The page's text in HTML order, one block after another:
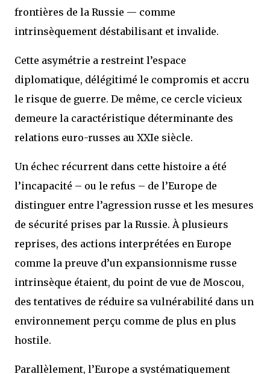
frontières de la Russie — comme
intrinsèquement déstabilisant et invalide.
Cette asymétrie a restreint l’espace
diplomatique, délégitimé le compromis et accru
le risque de guerre. De même, ce cercle vicieux
demeure la caractéristique déterminante des
relations euro-russes au XXIe siècle.
Un échec récurrent dans cette histoire a été
l’incapacité – ou le refus – de l’Europe de
distinguer entre l’agression russe et les mesures
de sécurité prises par la Russie. À plusieurs
reprises, des actions interprétées en Europe
comme la preuve d’un expansionnisme russe
intrinsèque étaient, du point de vue de Moscou,
des tentatives de réduire sa vulnérabilité dans un
environnement perçu comme de plus en plus
hostile.
Parallèlement, l’Europe a systématiquement